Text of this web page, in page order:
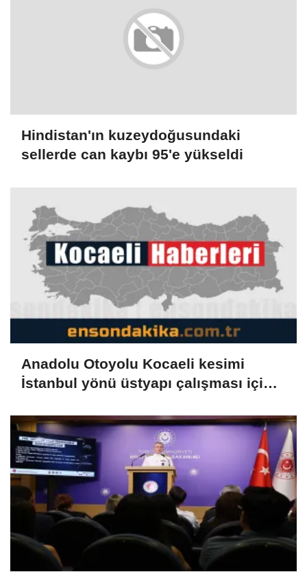
Hindistan'ın kuzeydoğusundaki
sellerde can kaybı 95'e yükseldi
Anadolu Otoyolu Kocaeli kesimi
İstanbul yönü üstyapı çalışması için